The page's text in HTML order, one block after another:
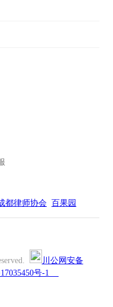
都律师协会 百果园
川公网安备
17035450号-1